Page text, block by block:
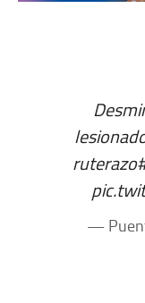
ruterazo
—